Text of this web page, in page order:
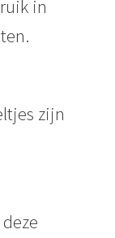
in
zijn